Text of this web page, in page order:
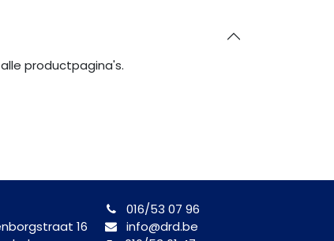
productpagina's.
16
016/53 07 96
info@drd.be